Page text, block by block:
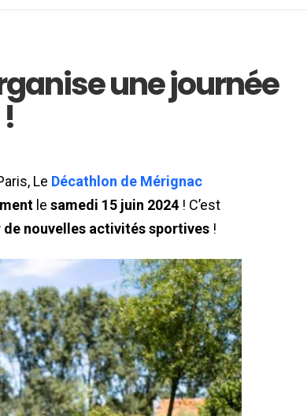
une journée
Le Décathlon de Mérignac
le samedi 15 juin 2024 ! C’est
nouvelles activités sportives !